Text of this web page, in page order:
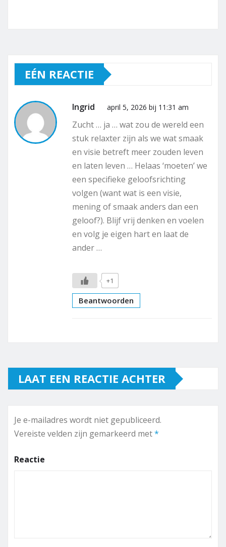
EÉN REACTIE
Ingrid april 5, 2026 bij 11:31 am
Zucht … ja … wat zou de wereld een
stuk relaxter zijn als we wat smaak
en visie betreft meer zouden leven
en laten leven … Helaas ‘moeten’ we
een specifieke geloofsrichting
volgen (want wat is een visie,
mening of smaak anders dan een
geloof?). Blijf vrij denken en voelen
en volg je eigen hart en laat de
ander …
+1
Beantwoorden
LAAT EEN REACTIE ACHTER
Je e-mailadres wordt niet gepubliceerd.
Vereiste velden zijn gemarkeerd met*
Reactie